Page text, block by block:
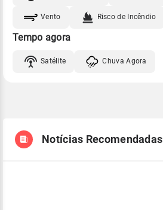
Vento Risco de Incêndio
Tempo agora
Satélite Chuva Agora
Notícias Recomendadas